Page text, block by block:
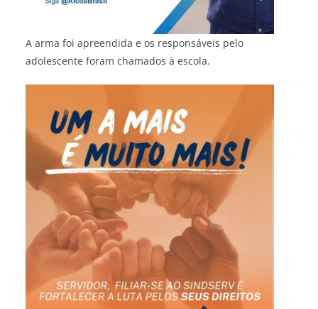
A arma foi apreendida e os responsáveis pelo
adolescente foram chamados à escola.